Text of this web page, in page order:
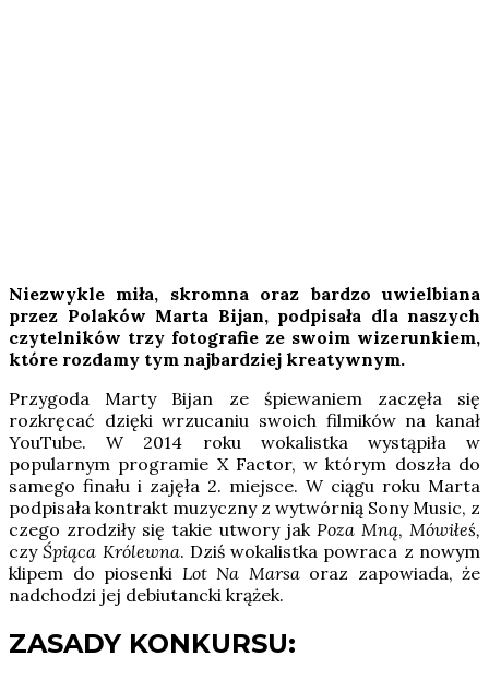
Niezwykle miła, skromna oraz bardzo uwielbiana
przez Polaków Marta Bijan, podpisała dla naszych
czytelników trzy fotografie ze swoim wizerunkiem,
które rozdamy tym najbardziej kreatywnym.
Przygoda Marty Bijan ze śpiewaniem zaczęła się
rozkręcać dzięki wrzucaniu swoich filmików na kanał
YouTube. W 2014 roku wokalistka wystąpiła w
popularnym programie X Factor, w którym doszła do
samego finału i zajęła 2. miejsce. W ciągu roku Marta
podpisała kontrakt muzyczny z wytwórnią Sony Music, z
czego zrodziły się takie utwory jak Poza Mną, Mówiłeś,
czyŚpiąca Królewna. Dziś wokalistka powraca z nowym
klipem do piosenki Lot Na Marsaoraz zapowiada, że
nadchodzi jej debiutancki krążek.
ZASADY KONKURSU: